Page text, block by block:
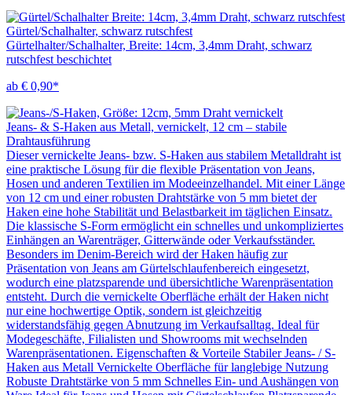
Gürtel/Schalhalter, schwarz rutschfest
Gürtelhalter/Schalhalter, Breite: 14cm, 3,4mm Draht, schwarz
rutschfest beschichtet
ab € 0,90*
Jeans- & S-Haken aus Metall, vernickelt, 12 cm – stabile
Drahtausführung
Dieser vernickelte Jeans- bzw. S-Haken aus stabilem Metalldraht ist
eine praktische Lösung für die flexible Präsentation von Jeans,
Hosen und anderen Textilien im Modeeinzelhandel. Mit einer Länge
von 12 cm und einer robusten Drahtstärke von 5 mm bietet der
Haken eine hohe Stabilität und Belastbarkeit im täglichen Einsatz.
Die klassische S-Form ermöglicht ein schnelles und unkompliziertes
Einhängen an Warenträger, Gitterwände oder Verkaufsständer.
Besonders im Denim-Bereich wird der Haken häufig zur
Präsentation von Jeans am Gürtelschlaufenbereich eingesetzt,
wodurch eine platzsparende und übersichtliche Warenpräsentation
entsteht. Durch die vernickelte Oberfläche erhält der Haken nicht
nur eine hochwertige Optik, sondern ist gleichzeitig
widerstandsfähig gegen Abnutzung im Verkaufsalltag. Ideal für
Modegeschäfte, Filialisten und Showrooms mit wechselnden
Warenpräsentationen. Eigenschaften & Vorteile Stabiler Jeans- / S-
Haken aus Metall Vernickelte Oberfläche für langlebige Nutzung
Robuste Drahtstärke von 5 mm Schnelles Ein- und Aushängen von